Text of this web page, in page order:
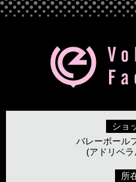
ショ
バレーボール
(アドリベ
所